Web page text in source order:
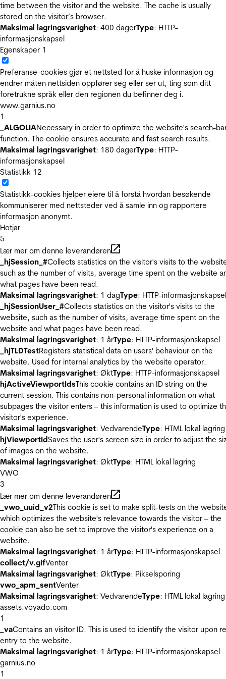
time between the visitor and the website. The cache is usually
stored on the visitor’s browser.
Maksimal lagringsvarighet: 400 dagerType: HTTP-
informasjonskapsel
Egenskaper 1
Preferanse-cookies gjør et nettsted for å huske informasjon og
endrer måten nettsiden oppfører seg eller ser ut, ting som ditt
foretrukne språk eller den regionen du befinner deg i.
www.garnius.no
1
_ALGOLIANecessary in order to optimize the website's search-
function. The cookie ensures accurate and fast search results.
Maksimal lagringsvarighet: 180 dagerType: HTTP-
informasjonskapsel
Statistikk 12
Statistikk-cookies hjelper eiere til å forstå hvordan besøkende
kommuniserer med nettsteder ved å samle inn og rapportere
informasjon anonymt.
Hotjar
5
Lær mer om denne leverandøren
_hjSession_#Collects statistics on the visitor's visits to the
such as the number of visits, average time spent on the website
what pages have been read.
Maksimal lagringsvarighet: 1 dagType: HTTP-informasjonskapsel
_hjSessionUser_#Collects statistics on the visitor's visits to the
website, such as the number of visits, average time spent on the
website and what pages have been read.
Maksimal lagringsvarighet: 1 årType: HTTP-informasjonskapsel
_hjTLDTestRegisters statistical data on users' behaviour on the
website. Used for internal analytics by the website operator.
Maksimal lagringsvarighet: ØktType: HTTP-informasjonskapsel
hjActiveViewportIdsThis cookie contains an ID string on the
current session. This contains non-personal information on what
subpages the visitor enters – this information is used to optimize
visitor's experience.
Maksimal lagringsvarighet: VedvarendeType: HTML lokal lagring
hjViewportIdSaves the user's screen size in order to adjust the
of images on the website.
Maksimal lagringsvarighet: ØktType: HTML lokal lagring
VWO
3
Lær mer om denne leverandøren
_vwo_uuid_v2This cookie is set to make split-tests on the
which optimizes the website's relevance towards the visitor – the
cookie can also be set to improve the visitor's experience on a
website.
Maksimal lagringsvarighet: 1 årType: HTTP-informasjonskapsel
collect/v.gifVenter
Maksimal lagringsvarighet: ØktType: Pikselsporing
vwo_apm_sentVenter
Maksimal lagringsvarighet: VedvarendeType: HTML lokal lagring
assets.voyado.com
1
_vaContains an visitor ID. This is used to identify the visitor upon
entry to the website.
Maksimal lagringsvarighet: 1 årType: HTTP-informasjonskapsel
garnius.no
1